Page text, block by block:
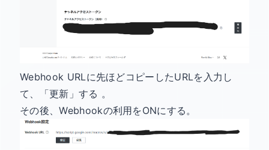
Webhook URLに先ほどコピーしたURLを入力し
て、「更新」する 。
その後、Webhookの利用をONにする。